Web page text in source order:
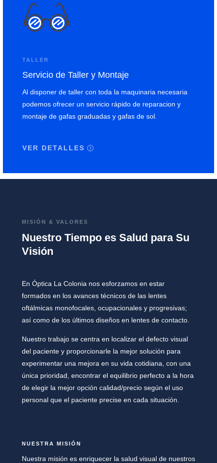
TALLER
Servicio de Taller y Montaje
Al disponer de taller con toda la maquinaria necesaria
podemos ofrecer un servicio rápido de reparacion y
montaje de gafas graduadas y gafas de sol.
VER DETALLES
MISIÓN & VALORES
Nuestro Tiempo es Salud para Su
Visión
En Óptica La Colonia nos esforzamos en estar
formados en los avances técnicos de las lentes
oftálmicas monofocales, ocupacionales y progresivas;
así como de los últimos diseños en lentes de contacto.
Nuestro trabajo se centra en localizar el defecto visual
del paciente y proporcionarle la mejor solución para
experimentar una mejora en su vida cotidiana, con una
única prioridad, encontrar el equilibrio perfecto a la hora
de elegir la mejor opción calidad/precio según el uso
personal que el paciente precise en cada situación.
NUESTRA MISIÓN
Nuestra misión es enriquecer la salud visual de nuestros